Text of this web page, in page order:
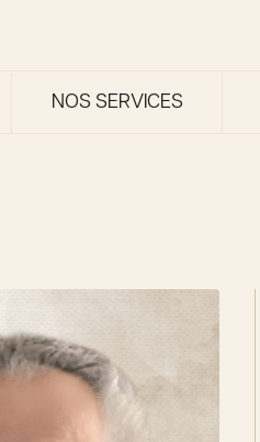
NOS SERVICES